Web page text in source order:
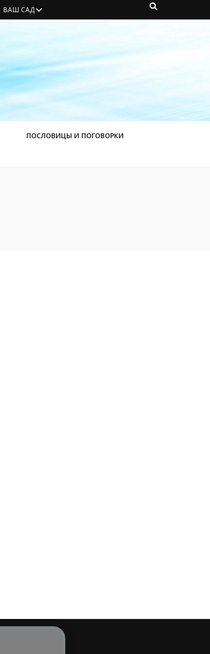
ВАШ САД
ПОСЛОВИЦЫ И ПОГОВОРКИ